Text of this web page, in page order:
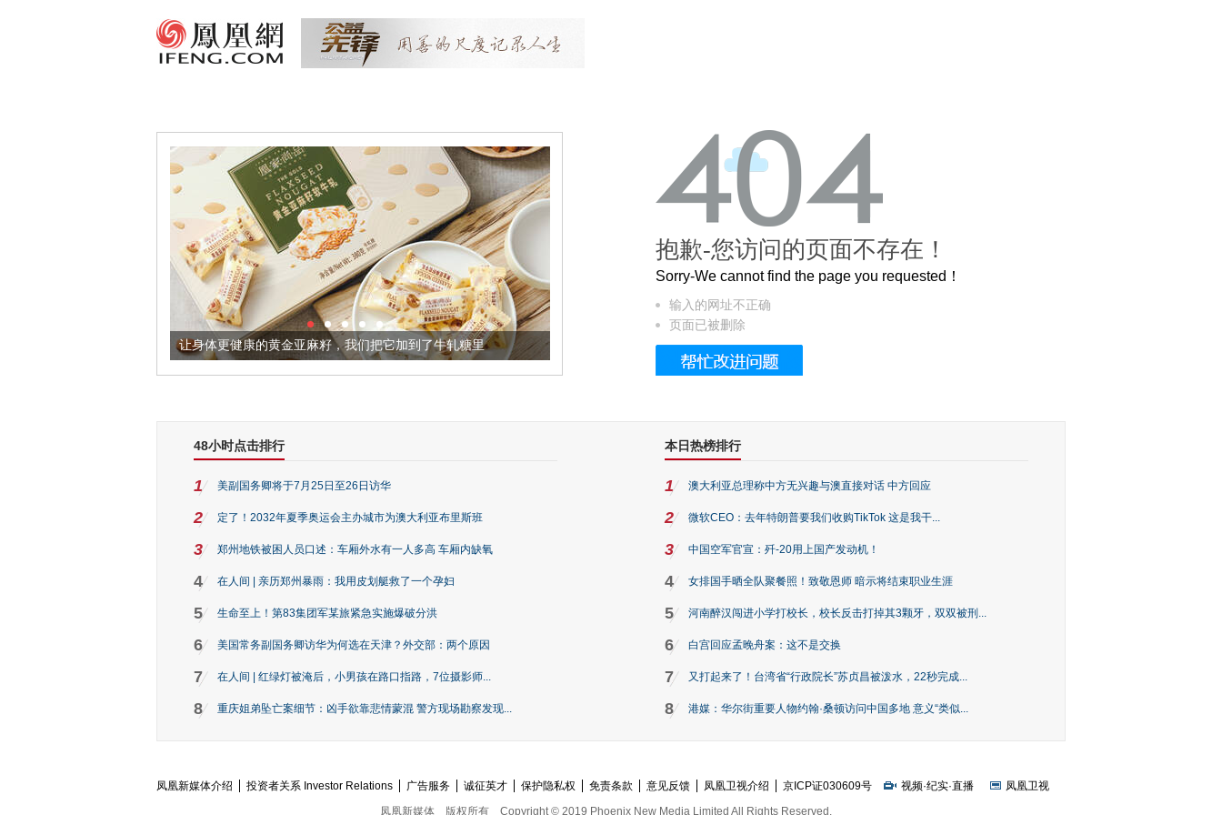
让身体更健康的黄金亚麻籽，我们把它加到了牛轧糖里 被列入佛家七宝的它到底有多美？
抱歉-您访问的页面不存在！
Sorry-We cannot find the page you requested！
输入的网址不正确
页面已被删除
48小时点击排行
1 美副国务卿将于7月25日至26日访华
2 定了！2032年夏季奥运会主办城市为澳大利亚布里斯班
3 郑州地铁被困人员口述：车厢外水有一人多高 车厢内缺氧
4 在人间 | 亲历郑州暴雨：我用皮划艇救了一个孕妇
5 生命至上！第83集团军某旅紧急实施爆破分洪
6 美国常务副国务卿访华为何选在天津？外交部：两个原因
7 在人间 | 红绿灯被淹后，小男孩在路口指路，7位摄影师...
8 重庆姐弟坠亡案细节：凶手欲靠悲情蒙混 警方现场勘察发现...
本日热榜排行
1 澳大利亚总理称中方无兴趣与澳直接对话 中方回应
2 微软CEO：去年特朗普要我们收购TikTok 这是我干...
3 中国空军官宣：歼-20用上国产发动机！
4 女排国手晒全队聚餐照！致敬恩师 暗示将结束职业生涯
5 河南醉汉闯进小学打校长，校长反击打掉其3颗牙，双双被刑...
6 白宫回应孟晚舟案：这不是交换
7 又打起来了！台湾省“行政院长”苏贞昌被泼水，22秒完成...
8 港媒：华尔街重要人物约翰·桑顿访问中国多地 意义“类似...
凤凰新媒体介绍 投资者关系 Investor Relations 广告服务 诚征英才 保护隐私权 免责条款 意见反馈 凤凰卫视介绍 京ICP证030609号 视频·纪实·直播
凤凰卫视
凤凰新媒体
版权所有 Copyright © 2019 Phoenix New Media Limited All Rights Reserved.